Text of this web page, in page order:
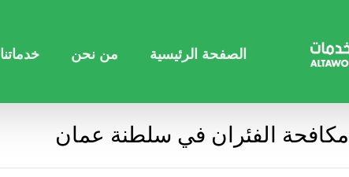
الصفحة الرئيسية من نحن خدماتنا
الفئران في سلطنة عمان